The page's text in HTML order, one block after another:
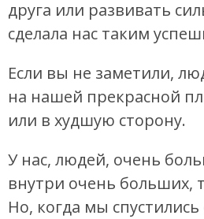
друга или развивать
сделала нас таким
Если вы не заметили,
на нашей прекрасной
или в худшую сторону.
У нас, людей, очень
внутри очень больших,
Но, когда мы спустились